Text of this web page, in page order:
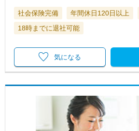
社会保険完備 年間休日120日以上
18時までに退社可能
気になる